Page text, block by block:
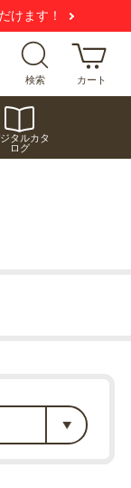
けます！
検索 カート
タルカタ
ログ